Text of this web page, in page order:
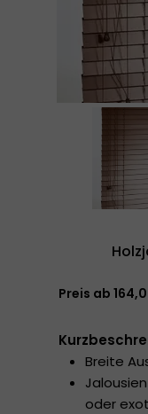
Preis ab
Breite
oder